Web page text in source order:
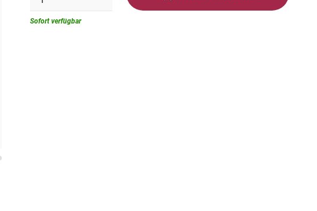
Sofort verfügbar